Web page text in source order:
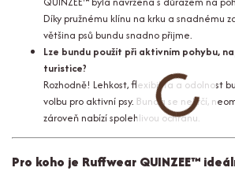
Díky pružnému klínu na krku a snadnému
většina psů bundu snadno přijme.
Lze bundu použít při aktivním pohybu,
turistice?
Rozhodně! Lehkost, flexibilita a odolnost
volbu pro aktivní psy. Bunda se nekrčí,
zároveň nabízí spolehlivou ochranu.
Pro koho je Ruffwear QUINZEE™